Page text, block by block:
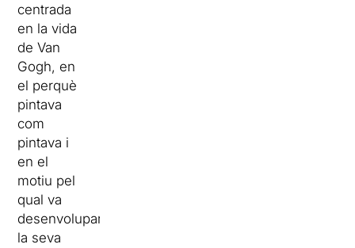
centrada
en la vida
de Van
Gogh, en
el perquè
pintava
com
pintava i
en el
motiu pel
qual va
desenvolupar
la seva